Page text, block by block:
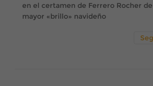
en el certamen de Ferrero Rocher
mayor «brillo» navideño